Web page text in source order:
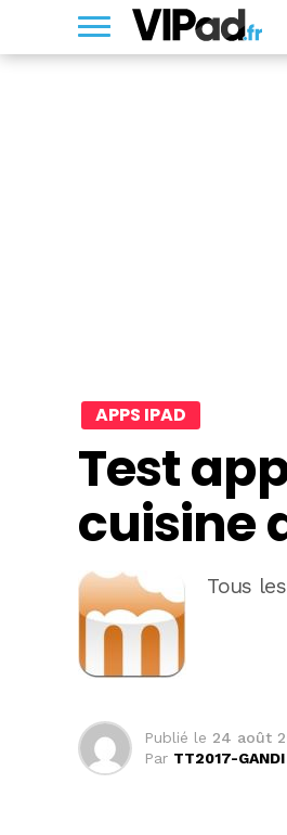
APPS IPAD
Test
cuisine
Tous
Publié le 24 août
Par TT2017-GANDI